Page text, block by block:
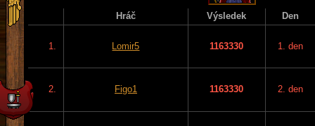
Hráč Výsledek Den
1. Lomir5 1163330 1. den
2. Figo1 1163330 2. den